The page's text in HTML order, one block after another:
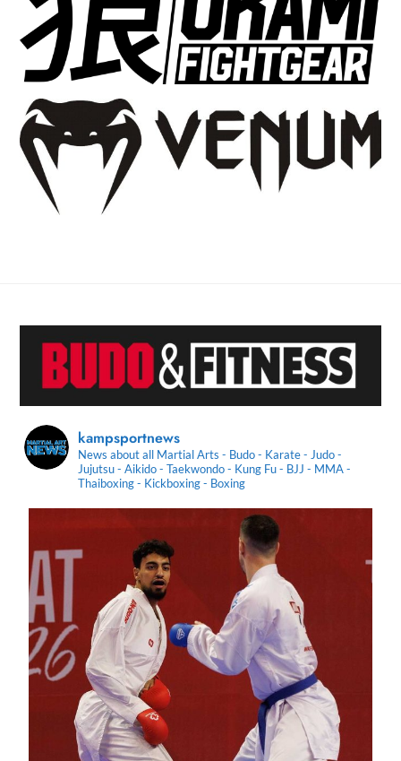
kampsportnews
News about all Martial Arts - Budo - Karate - Judo -
Jujutsu - Aikido - Taekwondo - Kung Fu - BJJ - MMA -
Thaiboxing - Kickboxing - Boxing